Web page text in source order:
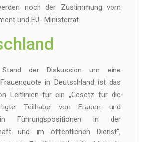
noch der Zustimmung vom
und EU- Ministerrat.
Stand der Diskussion um eine
in Deutschland ist das
Leitlinien für ein „Gesetz für die
Teilhabe von Frauen und
Führungspositionen in der
und im öffentlichen Dienst“,